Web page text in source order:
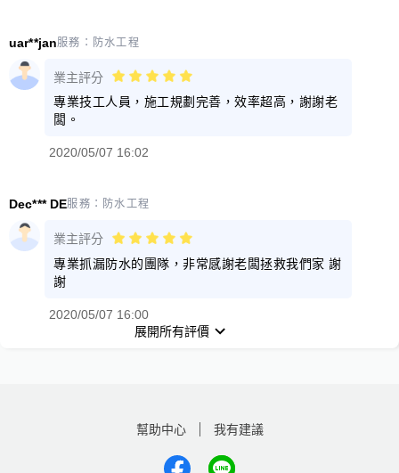
uar**jan服務： 防水工程
業主評分
專業技工人員，施工規劃完善，效率超高，謝謝老
闆。
2020/05/07 16:02
Dec*** DE服務： 防水工程
業主評分
專業抓漏防水的團隊，非常感謝老闆拯救我們家 謝
謝
2020/05/07 16:00
展開所有評價
幫助中心 我有建議